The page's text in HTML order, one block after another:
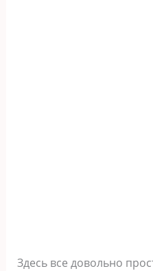
Здесь все довольно